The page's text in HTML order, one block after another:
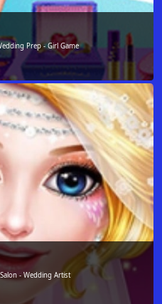
Prep - Girl Game
- Wedding Artist